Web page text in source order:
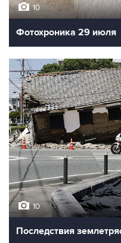
10
Фотохроника 29 июля
10
Последствия